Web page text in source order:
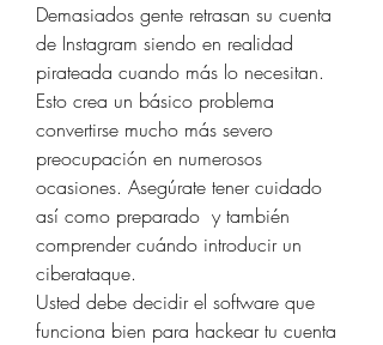
Demasiados gente retrasan su cuenta
de Instagram siendo en realidad
pirateada cuando más lo necesitan.
Esto crea un básico problema
convertirse mucho más severo
preocupación en numerosos
ocasiones. Asegúrate tener cuidado
así como preparado  y también
comprender cuándo introducir un
ciberataque.
Usted debe decidir el software que
funciona bien para hackear tu cuenta